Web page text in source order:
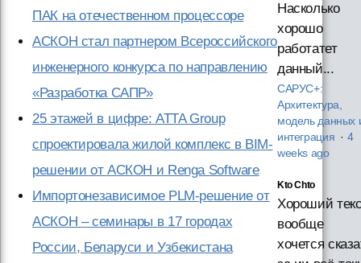
ПАК на отечественном процессоре
АСКОН стал партнером Всероссийского
инженерного конкурса по направлению
«Разработка САПР»
25 этажей в цифре: ATTA Group
спроектировала жилой комплекс в BIM-
решении от АСКОН и Renga Software
Импортонезависимое PLM-решение от
АСКОН – семинары в 17 городах
России, Беларуси и Узбекистана
Насколько
хорошо
работатет
данный...
САРУС+:
Архитектура,
модель данных
интеграция · 4
weeks ago
Kto Chto
Хороший
вообще
хочется